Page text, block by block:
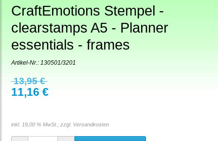
CraftEmotions Stempel -
clearstamps A5 - Planner
essentials - frames
Artikel-Nr.: 130501/3201
13,95 €
11,16 €
inkl. 19,00 % MwSt., zzgl. Versandkosten